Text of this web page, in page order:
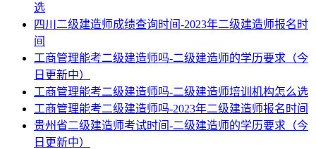
选
四川二级建造师成绩查询时间-2023年二级建造师报名时
间
工商管理能考二级建造师吗-二级建造师的学历要求（今
日更新中）
工商管理能考二级建造师吗-二级建造师培训机构怎么选
工商管理能考二级建造师吗-2023年二级建造师报名时间
贵州省二级建造师考试时间-二级建造师的学历要求（今
日更新中）